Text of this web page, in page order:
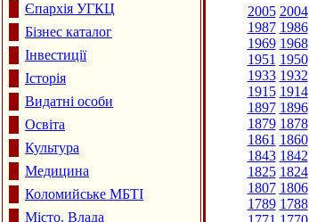
Єпархія УГКЦ
Бізнес каталог
Інвестиції
Історія
Видатні особи
Освіта
Культура
Медицина
Коломийське МБТІ
Місто. Влада
2005 2004
1987 1986
1969 1968
1951 1950
1933 1932
1915 1914
1897 1896
1879 1878
1861 1860
1843 1842
1825 1824
1807 1806
1789 1788